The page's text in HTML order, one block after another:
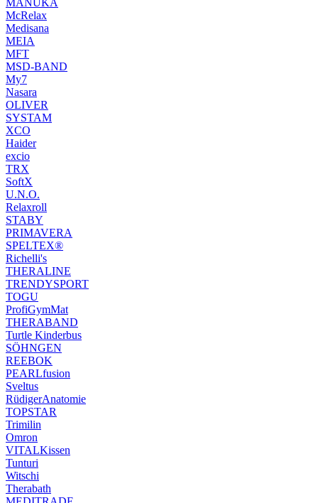
MANUKA
McRelax
Medisana
MEIA
MFT
MSD-BAND
My7
Nasara
OLIVER
SYSTAM
XCO
Haider
excio
TRX
SoftX
U.N.O.
Relaxroll
STABY
PRIMAVERA
SPELTEX®
Richelli's
THERALINE
TRENDYSPORT
TOGU
ProfiGymMat
THERABAND
Turtle Kinderbus
SÖHNGEN
REEBOK
PEARLfusion
Sveltus
RüdigerAnatomie
TOPSTAR
Trimilin
Omron
VITALKissen
Tunturi
Witschi
Therabath